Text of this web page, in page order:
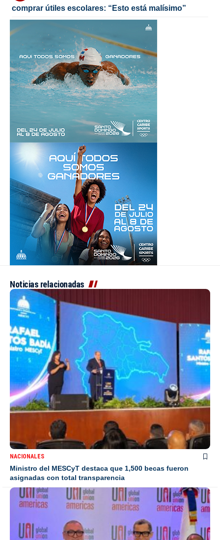
comprar útiles escolares: “Esto está malísimo”
Noticias relacionadas
NACIONALES
Ministro del MESCyT destaca que 1,500 becas fueron
asignadas con total transparencia